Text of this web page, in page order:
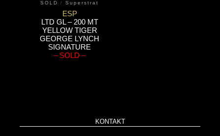
SOLD / Superstrat
ESP
LTD GL – 200 MT
YELLOW TIGER
GEORGE LYNCH
SIGNATURE
– SOLD –
KONTAKT